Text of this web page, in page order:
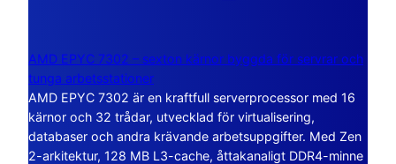
AMD EPYC 7302 – sexton kärnor byggda för servrar och
tunga arbetsstationer
AMD EPYC 7302 är en kraftfull serverprocessor med 16
kärnor och 32 trådar, utvecklad för virtualisering,
databaser och andra krävande arbetsuppgifter. Med Zen
2-arkitektur, 128 MB L3-cache, åttakanaligt DDR4-minne